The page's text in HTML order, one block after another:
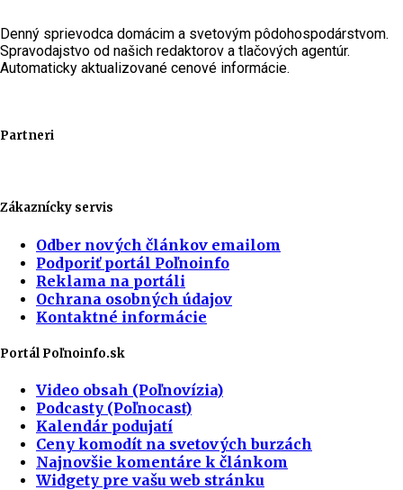
Denný sprievodca domácim a svetovým pôdohospodárstvom.
Spravodajstvo od našich redaktorov a tlačových agentúr.
Automaticky aktualizované cenové informácie.
Partneri
Zákaznícky servis
Odber nových článkov emailom
Podporiť portál Poľnoinfo
Reklama na portáli
Ochrana osobných údajov
Kontaktné informácie
Portál Poľnoinfo.sk
Video obsah (Poľnovízia)
Podcasty (Poľnocast)
Kalendár podujatí
Ceny komodít na svetových burzách
Najnovšie komentáre k článkom
Widgety pre vašu web stránku